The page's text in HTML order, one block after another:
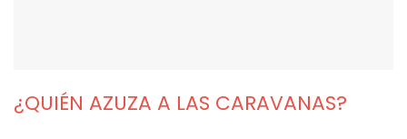
¿QUIÉN AZUZA A LAS CARAVANAS?